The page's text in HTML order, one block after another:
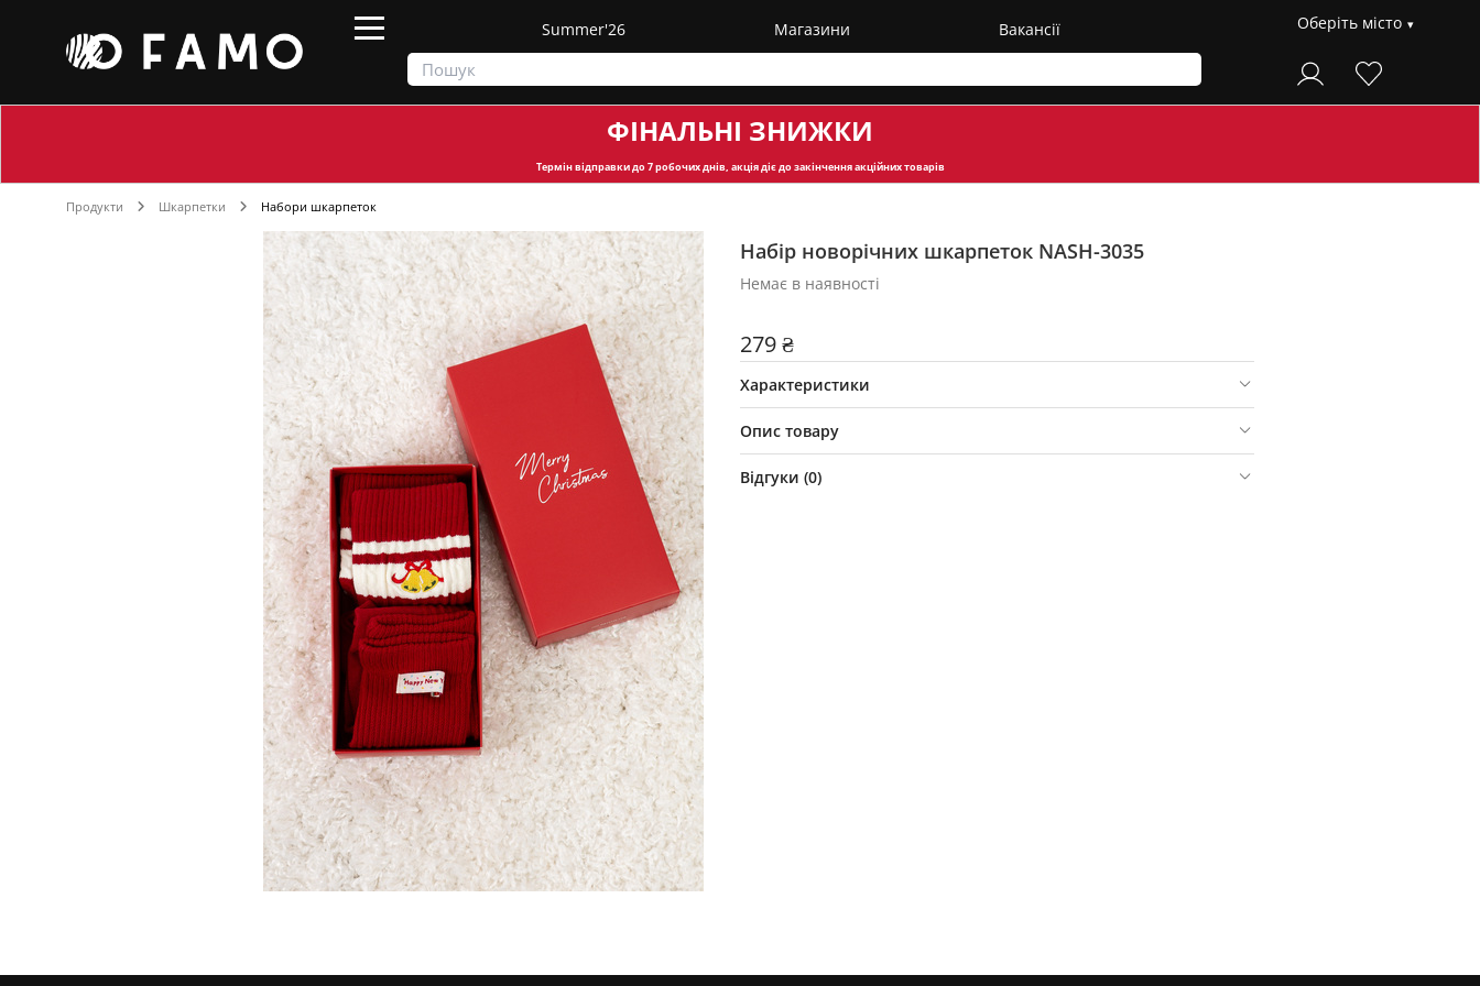
Summer'26 Магазини Вакансії Оберіть місто
ФІНАЛЬНІ ЗНИЖКИ
Термін відправкидо 7 робочих днів, акція діє до закінчення акційних товарів
Продукти Шкарпетки Набори шкарпеток
Набір новорічних шкарпеток NASH-3035
Немає в наявності
279 ₴
Характеристики
Опис товару
Відгуки (0)